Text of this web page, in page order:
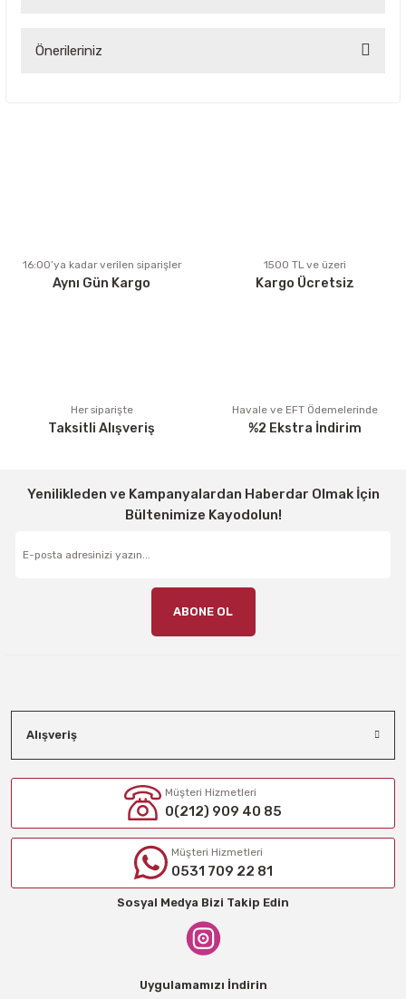
Önerileriniz
Ürün fiyatı diğer sitelerden daha pahalı.
Bu ürüne benzer farklı alternatifler olmalı.
16:00’ya kadar verilen siparişler
Aynı Gün Kargo
1500 TL ve üzeri
Kargo Ücretsiz
Her siparişte
Taksitli Alışveriş
Havale ve EFT Ödemelerinde
%2 Ekstra İndirim
Yenilikleden ve Kampanyalardan Haberdar Olmak İçin
Bültenimize Kayodolun!
ABONE OL
Alışveriş
Müşteri Hizmetleri
0(212) 909 40 85
Müşteri Hizmetleri
0531 709 22 81
Sosyal Medya Bizi Takip Edin
Uygulamamızı İndirin